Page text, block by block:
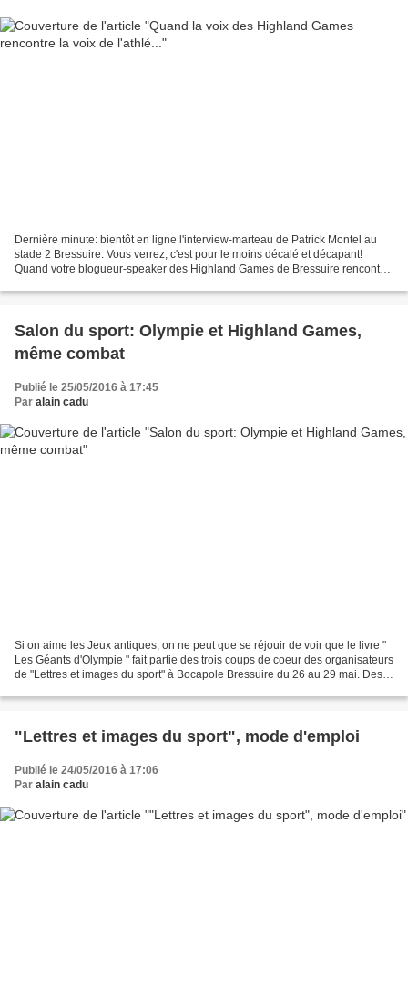
Dernière minute: bientôt en ligne l'interview-marteau de Patrick Montel au
stade 2 Bressuire. Vous verrez, c'est pour le moins décalé et décapant!
Quand votre blogueur-speaker des Highland Games de Bressuire rencontre
Salon du sport: Olympie et Highland Games,
même combat
Publié le 25/05/2016 à 17:45
Par alain cadu
Si on aime les Jeux antiques, on ne peut que se réjouir de voir que le livre "
Les Géants d'Olympie " fait partie des trois coups de coeur des organisateurs
de "Lettres et images du sport" à Bocapole Bressuire du 26 au 29 mai. Des
"Lettres et images du sport", mode d'emploi
Publié le 24/05/2016 à 17:06
Par alain cadu